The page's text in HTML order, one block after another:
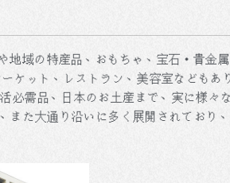
域の特産品、おもちゃ、宝石・貴金
ケット、レストラン、美容室なども
需品、日本のお土産まで、実に様々
た大通り沿いに多く展開されており